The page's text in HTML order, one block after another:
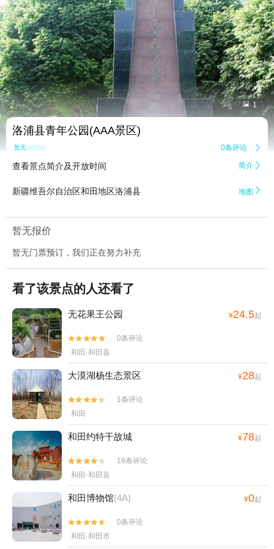
 1
洛浦县青年公园(AAA景区)
暂无点评 0条评论 
查看景点简介及开放时间 简介 
新疆维吾尔自治区和田地区洛浦县 地图 
暂无报价
暂无门票预订，我们正在努力补充
看了该景点的人还看了
无花果王公园 ¥24.5起


0条评论
和田·和田县
大漠湖杨生态景区 ¥28起


1条评论
和田
和田约特干故城 ¥78起


19条评论
和田·和田县
和田博物馆(4A) ¥0起


0条评论
和田·和田市
